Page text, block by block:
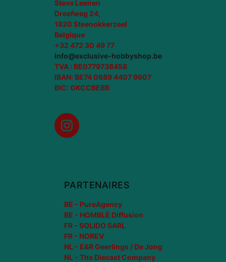
Steve Leenen
Dreefweg 24,
1820 Steenokkerzeel
Belgique
+32 472 30 49 77
info@exclusive-hobbyshop.be
TVA : BE0779738458
IBAN: BE74 0689 4407 9607
BIC: GKCCBEBB
Instagram
PARTENAIRES
BE - PureAgency
BE - HOMBLÉ Diffusion
FR - SOLIDO SARL
FR - NOREV
NL - E&R Geerlings / De Jong
NL - The Diecast Company